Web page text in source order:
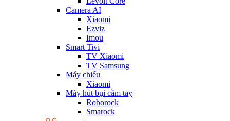
Camera AI
Xiaomi
Ezviz
Imou
Smart Tivi
TV Xiaomi
TV Samsung
Máy chiếu
Xiaomi
Máy hút bụi cầm tay
Roborock
Smarock